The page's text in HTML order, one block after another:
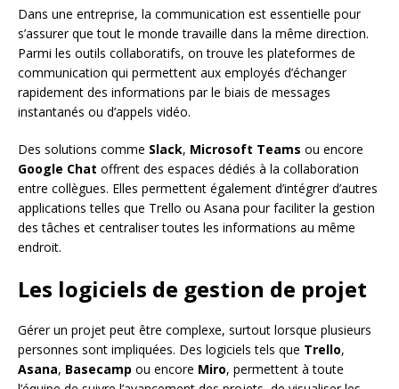
Dans une entreprise, la communication est essentielle pour
s’assurer que tout le monde travaille dans la même direction.
Parmi les outils collaboratifs, on trouve les plateformes de
communication qui permettent aux employés d’échanger
rapidement des informations par le biais de messages
instantanés ou d’appels vidéo.
Des solutions comme Slack, Microsoft Teams ou encore
Google Chat offrent des espaces dédiés à la collaboration
entre collègues. Elles permettent également d’intégrer d’autres
applications telles que Trello ou Asana pour faciliter la gestion
des tâches et centraliser toutes les informations au même
endroit.
Les logiciels de gestion de projet
Gérer un projet peut être complexe, surtout lorsque plusieurs
personnes sont impliquées. Des logiciels tels que Trello,
Asana, Basecamp ou encore Miro, permettent à toute